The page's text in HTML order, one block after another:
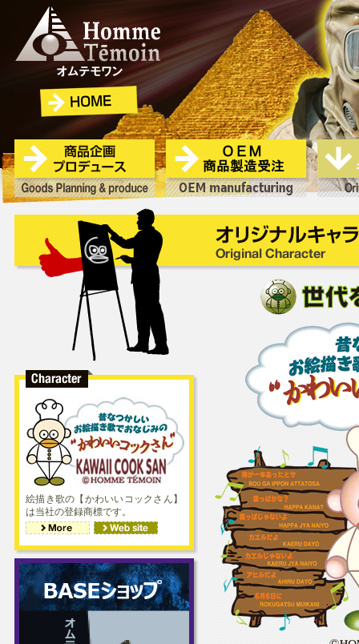
商品企画プロデュース
絵描き歌の【かわいいコックさん】
は当社の登録商標です。